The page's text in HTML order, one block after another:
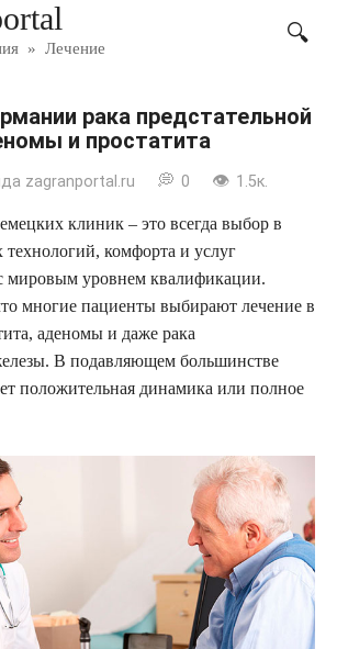
» Лечение
рака предстательной
и простатита
zagranportal.ru 0 1.5к.
клиник – это всегда выбор в
технологий, комфорта и услуг
мировым уровнем квалификации.
многие пациенты выбирают лечение в
аденомы и даже рака
В подавляющем большинстве
положительная динамика или полное